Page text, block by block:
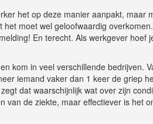
het op deze manier aanpakt, maar
moet wel geloofwaardig
En terecht. Als werkgever hoef
kom in veel verschillende bedrijven.
iemand vaker dan 1 keer de griep
dat waarschijnlijk wat over zijn
van de ziekte, maar effectiever is het